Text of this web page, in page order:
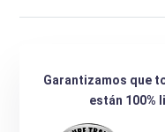
Garantizamos que
están 100%